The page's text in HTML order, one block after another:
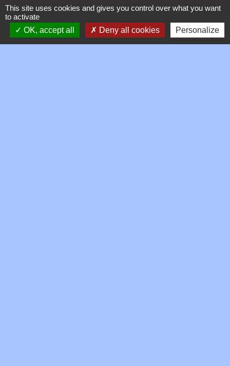
Pour en savoir plus
Impôt sur le revenu : dépliants d'informationopen_in_new
This site uses cookies and gives you control over what you want
to activate
OK, accept all
Deny all cookies Personalize